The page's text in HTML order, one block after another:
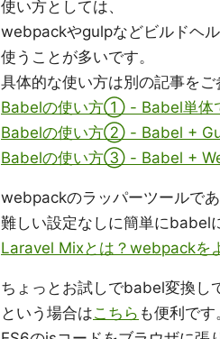
使い方としては、
webpackやgulpなどビルドヘ
使うことが多いです。
具体的な使い方は別の記事をご
Babelの使い方① - Babel単体
Babelの使い方② - Babel +
Babelの使い方③ - Babel +
webpackのラッパーツールで
難しい設定なしに簡単にbabel
Laravel Mixとは？webpackを
ちょっとお試しでbabel変換し
という場合はこちら も便利です